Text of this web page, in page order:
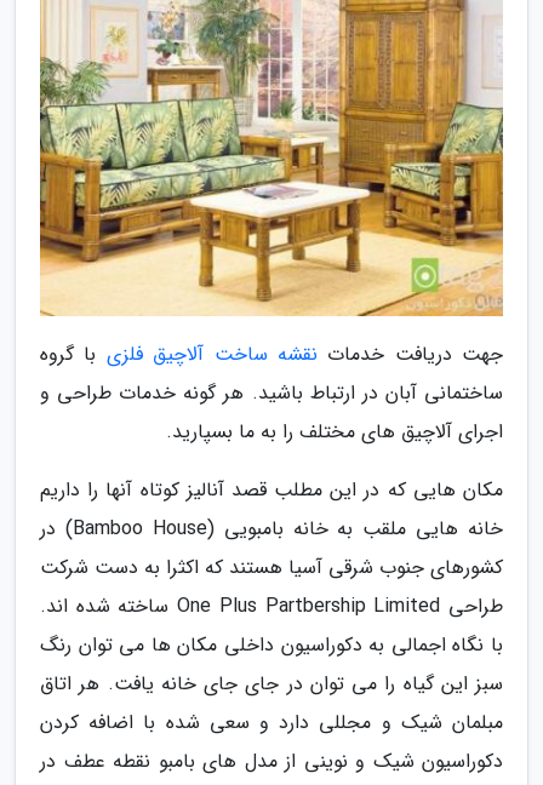
جهت دریافت خدمات نقشه ساخت آلاچیق فلزی با گروه
ساختمانی آبان در ارتباط باشید. هر گونه خدمات طراحی و
اجرای آلاچیق های مختلف را به ما بسپارید.
مکان هایی که در این مطلب قصد آنالیز کوتاه آنها را داریم
خانه هایی ملقب به خانه بامبویی (Bamboo House) در
کشورهای جنوب شرقی آسیا هستند که اکثرا به دست شرکت
طراحی One Plus Partbership Limited ساخته شده اند.
با نگاه اجمالی به دکوراسیون داخلی مکان ها می توان رنگ
سبز این گیاه را می توان در جای جای خانه یافت. هر اتاق
مبلمان شیک و مجللی دارد و سعی شده با اضافه کردن
دکوراسیون شیک و نوینی از مدل های بامبو نقطه عطف در